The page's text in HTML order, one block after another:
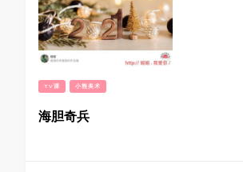
TV课 小熊美术
海胆奇兵